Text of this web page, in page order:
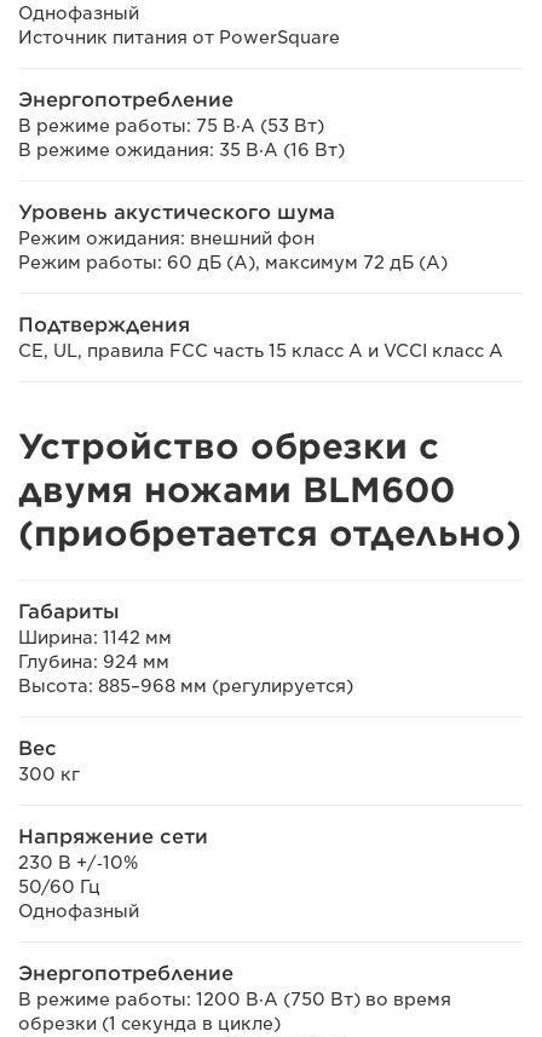
Однофазный
Источник питания от PowerSquare
Энергопотребление
В режиме работы: 75 В·А (53 Вт)
В режиме ожидания: 35 В·А (16 Вт)
Уровень акустического шума
Режим ожидания: внешний фон
Режим работы: 60 дБ (А), максимум 72 дБ (А)
Подтверждения
CE, UL, правила FCC часть 15 класс A и VCCI класс A
Устройство обрезки с
двумя ножами BLM600
(приобретается отдельно)
Габариты
Ширина: 1142 мм
Глубина: 924 мм
Высота: 885–968 мм (регулируется)
Вес
300 кг
Напряжение сети
230 В +/‐10%
50/60 Гц
Однофазный
Энергопотребление
В режиме работы: 1200 В·А (750 Вт) во время
обрезки (1 секунда в цикле)